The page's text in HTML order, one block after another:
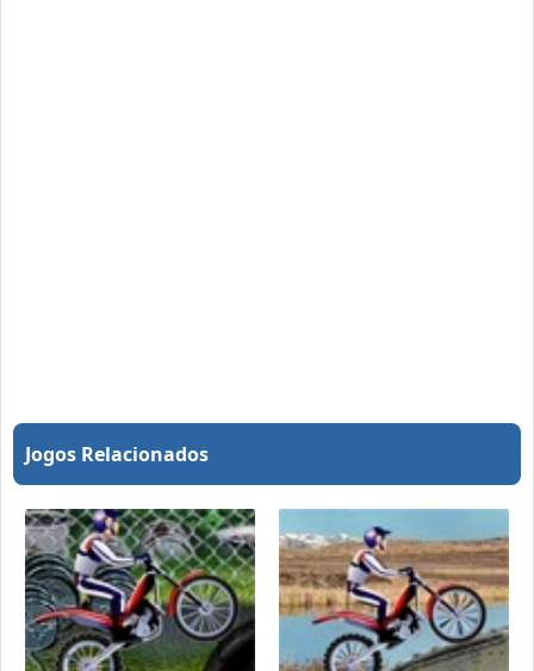
Jogos Relacionados